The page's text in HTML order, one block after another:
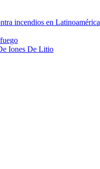
incendios en Latinoamérica
Iones De Litio